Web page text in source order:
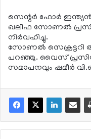
സെന്റര്‍ ഫോര്‍ ഇന്ത്യന്‍
ഖലീഫ സോണല്‍
നിര്‍വഹിച്ചു.
സോണല്‍ സെക്രട്ടറി
പറഞ്ഞു. വൈസ്
സമാപനവും ഷമീര്‍